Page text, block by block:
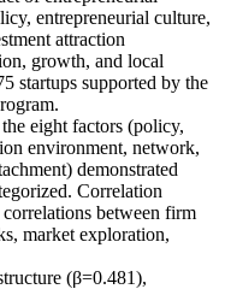
entrepreneurial culture,
attraction
growth, and local
startups supported by the
eight factors (policy,
environment, network,
demonstrated
Correlation
between firm
market exploration,
(β=0.481),